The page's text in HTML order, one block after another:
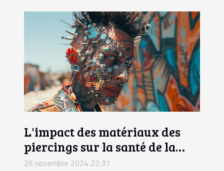
L'impact des matériaux des
piercings sur la santé de la
peau
26 novembre 2024 22:37